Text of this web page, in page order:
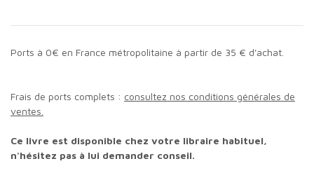
Ports à 0€ en France métropolitaine à partir de 35 € d'achat.
Frais de ports complets : consultez nos conditions générales de
ventes.
Ce livre est disponible chez votre libraire habituel,
n'hésitez pas à lui demander conseil.